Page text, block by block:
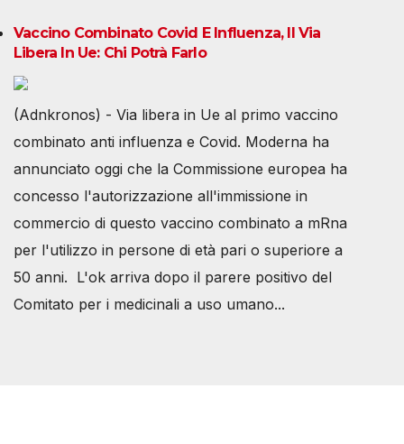
Vaccino Combinato Covid E Influenza, Il Via
Libera In Ue: Chi Potrà Farlo
(Adnkronos) - Via libera in Ue al primo vaccino
combinato anti influenza e Covid. Moderna ha
annunciato oggi che la Commissione europea ha
concesso l'autorizzazione all'immissione in
commercio di questo vaccino combinato a mRna
per l'utilizzo in persone di età pari o superiore a
50 anni. L'ok arriva dopo il parere positivo del
Comitato per i medicinali a uso umano...